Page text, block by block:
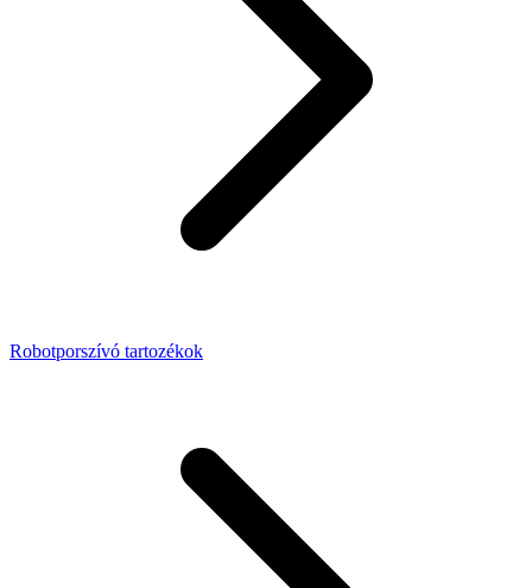
Robotporszívó tartozékok